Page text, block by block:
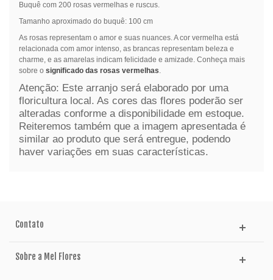
Buquê com 200 rosas vermelhas e ruscus.
Tamanho aproximado do buquê: 100 cm
As rosas representam o amor e suas nuances. A cor vermelha está
relacionada com amor intenso, as brancas representam beleza e
charme, e as amarelas indicam felicidade e amizade. Conheça mais
sobre o significado das rosas vermelhas.
Atenção: Este arranjo será elaborado por uma
floricultura local. As cores das flores poderão ser
alteradas conforme a disponibilidade em estoque.
Reiteremos também que a imagem apresentada é
similar ao produto que será entregue, podendo
haver variações em suas características.
Contato
Sobre a Mel Flores